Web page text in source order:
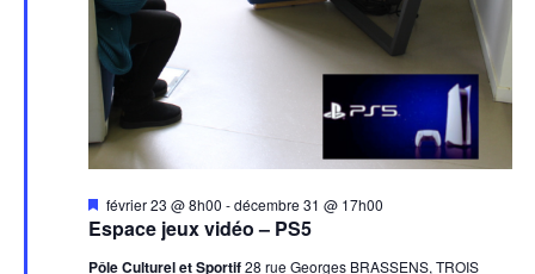
Espace jeux vidéo – PS5
Mis
en
avant
février 23 @ 8h00 -décembre 31 @ 17h00
Pôle Culturel et Sportif28 rue Georges BRASSENS, TROIS